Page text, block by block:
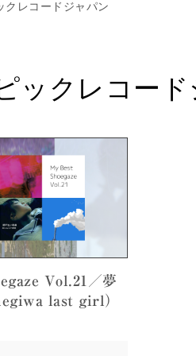
クレコードジャパン
ックレコー
Vol.21／夢
last girl）